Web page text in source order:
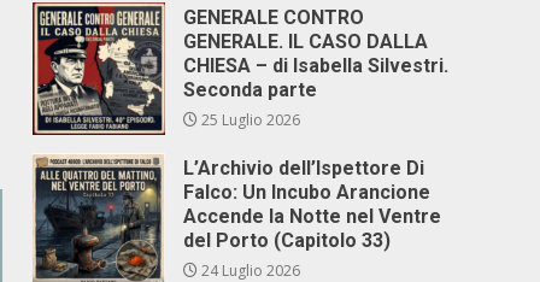
GENERALE CONTRO
GENERALE. IL CASO DALLA
CHIESA – di Isabella Silvestri.
Seconda parte
25 Luglio 2026
L’Archivio dell’Ispettore Di
Falco: Un Incubo Arancione
Accende la Notte nel Ventre
del Porto (Capitolo 33)
24 Luglio 2026